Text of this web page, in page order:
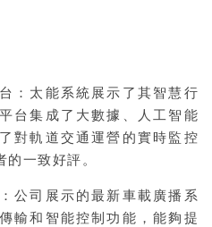
：太能系統展示了其智慧行
台集成了大數據、人工智能
對軌道交通運營的實時監控
一致好評。
：公司展示的最新車載廣播系
輸和智能控制功能，能夠提